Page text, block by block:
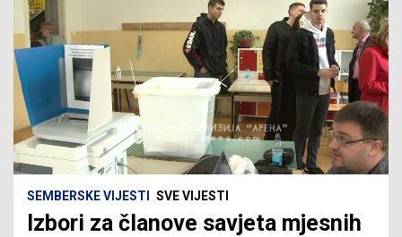
SEMBERSKE VIJESTI SVE VIJESTI
Izbori za članove savjeta mjesnih